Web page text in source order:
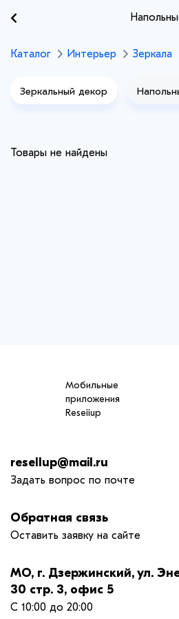
Каталог Интерьер Зеркала
Зеркальный декор
Товары не найдены
Мобильные
приложения
Reseiiup
resellup@mail.ru
Задать вопрос по почте
Обратная связь
Оставить заявку на сайте
МО, г. Дзержинский, ул.
30 стр. 3, офис 5
С 10:00 до 20:00